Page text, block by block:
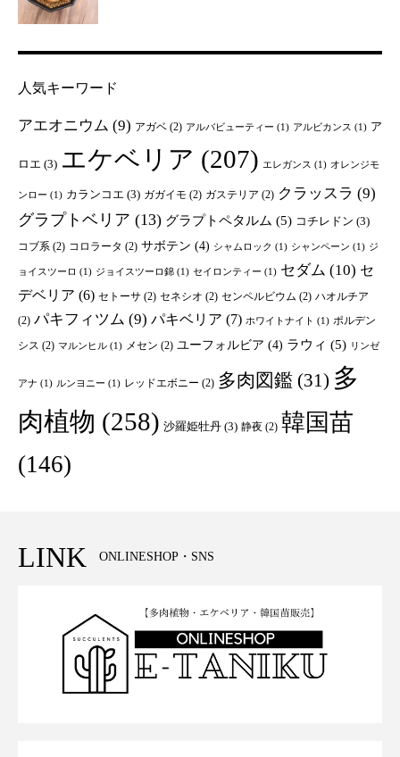
人気キーワード
アエオニウム (9) アガベ (2) アルバビューティー (1) アルビカンス (1) ア
ロエ (3) エケベリア (207) エレガンス (1) オレンジモ
ンロー (1) カランコエ (3) ガガイモ (2) ガステリア (2) クラッスラ (9)
グラプトベリア (13) グラプトペタルム (5) コチレドン (3)
コブ系 (2) コロラータ (2) サボテン (4) シャムロック (1) シャンペーン (1) ジ
ョイスツーロ (1) ジョイスツーロ錦 (1) セイロンティー (1) セダム (10) セ
デベリア (6) セトーサ (2) セネシオ (2) センペルビウム (2) ハオルチア
(2) パキフィツム (9) パキベリア (7) ホワイトナイト (1) ポルデン
シス (2) マルンヒル (1) メセン (2) ユーフォルビア (4) ラウィ (5) リンゼ
アナ (1) ルンヨニー (1) レッドエボニー (2) 多肉図鑑 (31) 多
肉植物 (258) 沙羅姫牡丹 (3) 静夜 (2) 韓国苗
(146)
LINK ONLINESHOP・SNS